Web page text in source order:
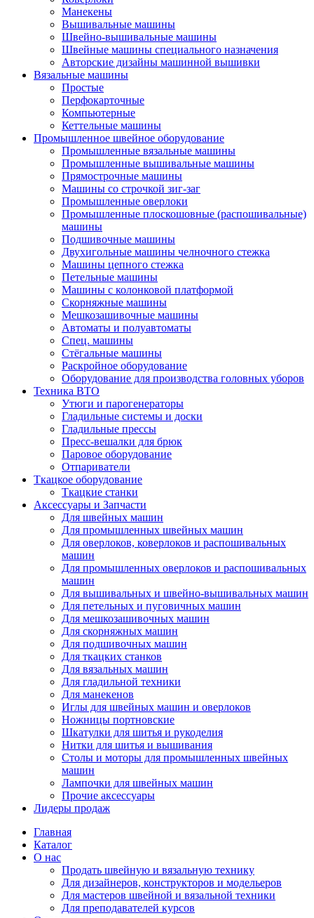
Манекены
Вышивальные машины
Швейно-вышивальные машины
Швейные машины специального назначения
Авторские дизайны машинной вышивки
Вязальные машины
Простые
Перфокарточные
Компьютерные
Кеттельные машины
Промышленное швейное оборудование
Промышленные вязальные машины
Промышленные вышивальные машины
Прямострочные машины
Машины со строчкой зиг-заг
Промышленные оверлоки
Промышленные плоскошовные (распошивальные)
машины
Подшивочные машины
Двухигольные машины челночного стежка
Машины цепного стежка
Петельные машины
Машины с колонковой платформой
Cкорняжные машины
Мешкозашивочные машины
Автоматы и полуавтоматы
Спец. машины
Стёгальные машины
Раскройное оборудование
Оборудование для производства головных уборов
Техника ВТО
Утюги и парогенераторы
Гладильные системы и доски
Гладильные прессы
Пресс-вешалки для брюк
Паровое оборудование
Отпариватели
Ткацкое оборудование
Ткацкие станки
Аксессуары и Запчасти
Для швейных машин
Для промышленных швейных машин
Для оверлоков, коверлоков и распошивальных
машин
Для промышленных оверлоков и распошивальных
машин
Для вышивальных и швейно-вышивальных машин
Для петельных и пуговичных машин
Для мешкозашивочных машин
Для скорняжных машин
Для подшивочных машин
Для ткацких станков
Для вязальных машин
Для гладильной техники
Для манекенов
Иглы для швейных машин и оверлоков
Ножницы портновские
Шкатулки для шитья и рукоделия
Нитки для шитья и вышивания
Столы и моторы для промышленных швейных
машин
Лампочки для швейных машин
Прочие аксессуары
Лидеры продаж
Главная
Каталог
О нас
Продать швейную и вязальную технику
Для дизайнеров, конструкторов и модельеров
Для мастеров швейной и вязальной техники
Для преподавателей курсов